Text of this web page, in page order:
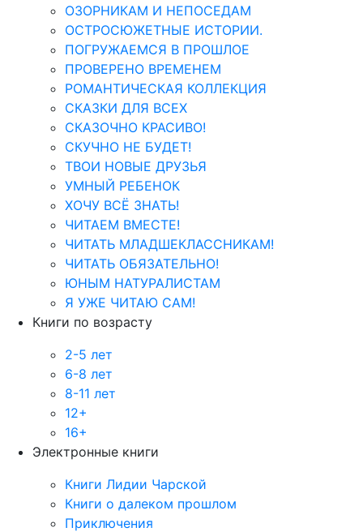
ОЗОРНИКАМ И НЕПОСЕДАМ
ОСТРОСЮЖЕТНЫЕ ИСТОРИИ.
ПОГРУЖАЕМСЯ В ПРОШЛОЕ
ПРОВЕРЕНО ВРЕМЕНЕМ
РОМАНТИЧЕСКАЯ КОЛЛЕКЦИЯ
СКАЗКИ ДЛЯ ВСЕХ
СКАЗОЧНО КРАСИВО!
СКУЧНО НЕ БУДЕТ!
ТВОИ НОВЫЕ ДРУЗЬЯ
УМНЫЙ РЕБЕНОК
ХОЧУ ВСЁ ЗНАТЬ!
ЧИТАЕМ ВМЕСТЕ!
ЧИТАТЬ МЛАДШЕКЛАССНИКАМ!
ЧИТАТЬ ОБЯЗАТЕЛЬНО!
ЮНЫМ НАТУРАЛИСТАМ
Я УЖЕ ЧИТАЮ САМ!
Книги по возрасту
2-5 лет
6-8 лет
8-11 лет
12+
16+
Электронные книги
Книги Лидии Чарской
Книги о далеком прошлом
Приключения